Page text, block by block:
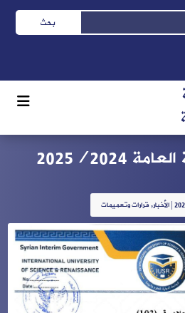
2024
|الأخبار,قرارات وتعميمات